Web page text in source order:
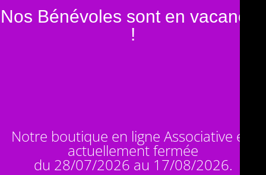
Nos Bénévoles sont en vacances
!
Notre boutique en ligne Associative est
actuellement fermée
du 28/07/2026 au 17/08/2026.